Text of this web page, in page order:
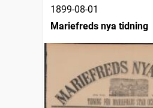
1899-08-01
Mariefreds nya tidning